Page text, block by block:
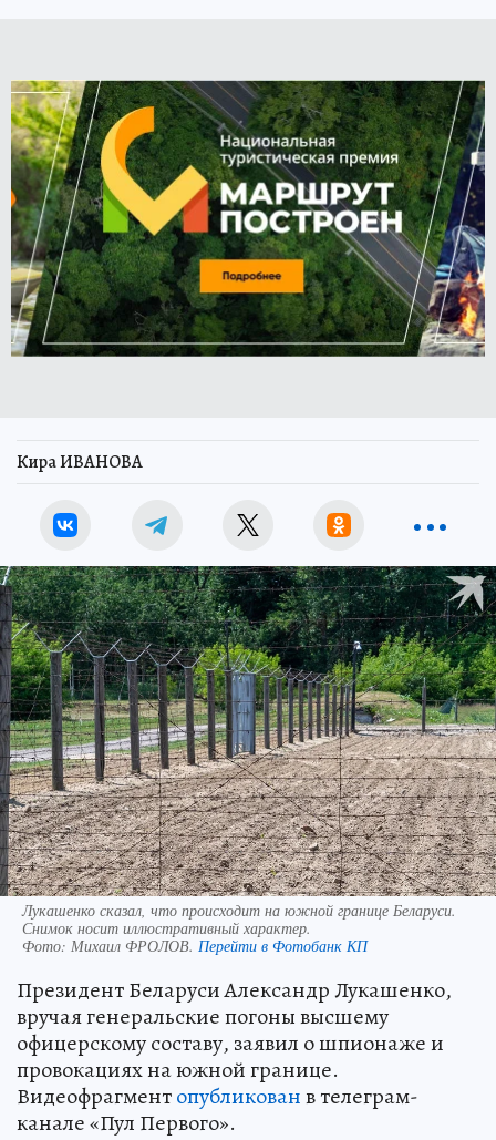
Кира ИВАНОВА
Лукашенко сказал, что происходит на южной границе Беларуси.
Снимок носит иллюстративный характер.
Фото: Михаил ФРОЛОВ. Перейти в Фотобанк КП
Президент Беларуси Александр Лукашенко,
вручая генеральские погоны высшему
офицерскому составу, заявил о шпионаже и
провокациях на южной границе.
Видеофрагментопубликованв телеграм-
канале «Пул Первого».